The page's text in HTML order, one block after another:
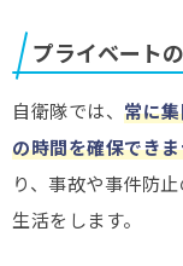
プライベート
自衛隊では、 常に
の時間を確保でき
り、事故や事件防
生活をします。